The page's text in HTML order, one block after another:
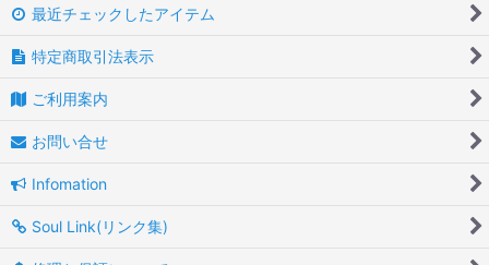
最近チェックしたアイテム
特定商取引法表示
ご利用案内
お問い合せ
Infomation
Soul Link(リンク集)